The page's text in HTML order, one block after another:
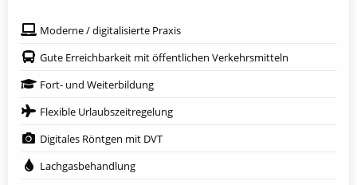
Moderne / digitalisierte Praxis
Gute Erreichbarkeit mit öffentlichen Verkehrsmitteln
Fort- und Weiterbildung
Flexible Urlaubszeitregelung
Digitales Röntgen mit DVT
Lachgasbehandlung